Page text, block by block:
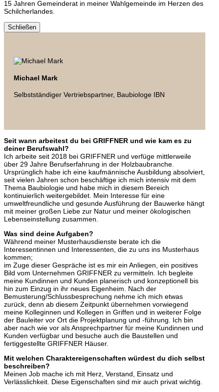
15 Jahren Gemeinderat in meiner Wahlgemeinde im Herzen des
Schilcherlandes.
Schließen
Michael Mark
Selbstständiger Vertriebspartner, Baubiologe IBN
Seit wann arbeitest du bei GRIFFNER und wie kam es zu
deiner Berufswahl?
Ich arbeite seit 2018 bei GRIFFNER und verfüge mittlerweile
über 29 Jahre Berufserfahrung in der Holzbaubranche.
Ursprünglich habe ich eine kaufmännische Ausbildung absolviert,
seit vielen Jahren schon beschäftige ich mich intensiv mit dem
Thema Baubiologie und habe mich in diesem Bereich
kontinuierlich weitergebildet. Mein Interesse für eine
umweltfreundliche und gesunde Ausführung der Bauwerke hängt
mit meiner großen Liebe zur Natur und meiner ökologischen
Lebenseinstellung zusammen.
Was sind deine Aufgaben?
Während meiner Musterhausdienste berate ich die
Interessentinnen und Interessenten, die zu uns ins Musterhaus
kommen;
im Zuge dieser Gespräche ist es mir ein Anliegen, ein positives
Bild vom Unternehmen GRIFFNER zu vermitteln. Ich begleite
meine Kundinnen und Kunden planerisch und konzeptionell bis
hin zum Einzug in ihr neues Eigenheim. Nach der
Bemusterung/Schlussbesprechung nehme ich mich etwas
zurück, denn ab diesem Zeitpunkt übernehmen vorwiegend
meine Kolleginnen und Kollegen in Griffen und in weiterer Folge
der Bauleiter vor Ort die Projektplanung und -führung. Ich bin
aber nach wie vor als Ansprechpartner für meine Kundinnen und
Kunden verfügbar und besuche auch die Baustellen und
fertiggestellte GRIFFNER Häuser.
Mit welchen Charaktereigenschaften würdest du dich selbst
beschreiben?
Meinen Job mache ich mit Herz, Verstand, Einsatz und
Verlässlichkeit. Diese Eigenschaften sind mir auch privat wichtig.